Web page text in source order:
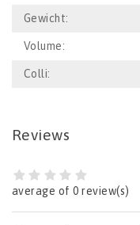
Gewicht:
Volume:
Colli:
Reviews
average of 0 review(s)